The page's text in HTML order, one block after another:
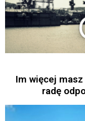
Im więcej
radę